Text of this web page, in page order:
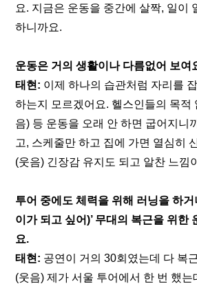
요. 지금은 운동을 중간에 살짝, 일이
하니까요.
운동은 거의 생활이나 다름없어 보여
태현: 이제 하나의 습관처럼 자리를
하는지 모르겠어요. 헬스인들의 목적
음) 등 운동을 오래 안 하면 굽어지니
고, 스케줄만 하고 집에 가면 열심히
(웃음) 긴장감 유지도 되고 알찬 느낌
투어 중에도 체력을 위해 러닝을 하
이가 되고 싶어)’ 무대의 복근을 위한
요.
태현: 공연이 거의 30회였는데 다 복
(웃음) 제가 서울 투어에서 한 번 했는